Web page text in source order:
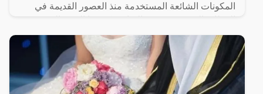
المكونات الشائعة المستخدمة منذ العصور القديمة في
لذلك يضاف